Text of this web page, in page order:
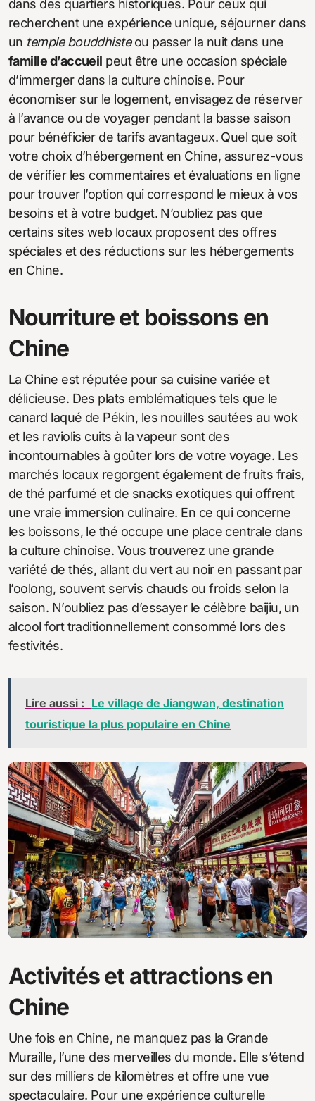
dans des quartiers historiques. Pour ceux qui
recherchent une expérience unique, séjourner dans
un temple bouddhisteou passer la nuit dans une
famille d’accueil peut être une occasion spéciale
d’immerger dans la culture chinoise. Pour
économiser sur le logement, envisagez de réserver
à l’avance ou de voyager pendant la basse saison
pour bénéficier de tarifs avantageux. Quel que soit
votre choix d’hébergement en Chine, assurez-vous
de vérifier les commentaires et évaluations en ligne
pour trouver l’option qui correspond le mieux à vos
besoins et à votre budget. N’oubliez pas que
certains sites web locaux proposent des offres
spéciales et des réductions sur les hébergements
en Chine.
Nourriture et boissons en
Chine
La Chine est réputée pour sa cuisine variée et
délicieuse. Des plats emblématiques tels que le
canard laqué de Pékin, les nouilles sautées au wok
et les raviolis cuits à la vapeur sont des
incontournables à goûter lors de votre voyage. Les
marchés locaux regorgent également de fruits frais,
de thé parfumé et de snacks exotiques qui offrent
une vraie immersion culinaire. En ce qui concerne
les boissons, le thé occupe une place centrale dans
la culture chinoise. Vous trouverez une grande
variété de thés, allant du vert au noir en passant par
l’oolong, souvent servis chauds ou froids selon la
saison. N’oubliez pas d’essayer le célèbre baijiu, un
alcool fort traditionnellement consommé lors des
festivités.
Lire aussi : Le village de Jiangwan, destination
touristique la plus populaire en Chine
Activités et attractions en
Chine
Une fois en Chine, ne manquez pas la Grande
Muraille, l’une des merveilles du monde. Elle s’étend
sur des milliers de kilomètres et offre une vue
spectaculaire. Pour une expérience culturelle